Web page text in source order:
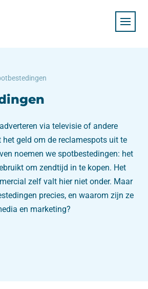
via televisie of andere
het geld om de reclamespots uit te
noemen we spotbestedingen: het
om zendtijd in te kopen. Het
zelf valt hier niet onder. Maar
precies, en waarom zijn ze
en marketing?